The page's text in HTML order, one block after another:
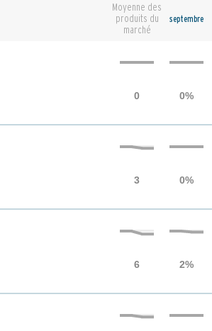
Moyenne des
produits du
marché
septembre